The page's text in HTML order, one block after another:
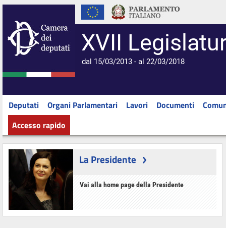
XVII
dal 15/03/2013 - al 22/03/2018
Deputati Organi Parlamentari Lavori Documenti
Accesso rapido
La Presidente
Vai alla home page della Presidente